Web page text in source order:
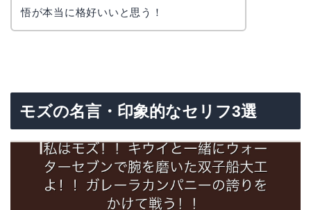
悟が本当に格好いいと思う！
モズの名言・印象的なセリフ3選